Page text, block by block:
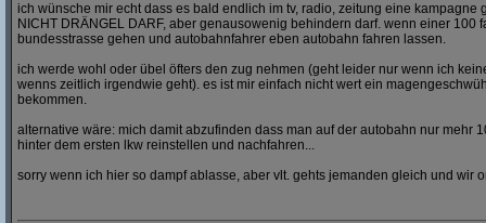
ich wünsche mir echt dass es bald endlich im tv, radio, zeitung eine kampagne
NICHT DRÄNGEL DARF, aber genausowenig behindern darf. wenn einer 100
bundesstrasse gehen und autobahnfahrer eben autobahn fahren lassen.
ich werde wohl oder übel öfters den zug nehmen (geht leider nur wenn ich
wenns zeitlich irgendwie geht). es ist mir einfach nicht wert ein
bekommen.
alternative wäre: mich damit abzufinden dass man auf der autobahn nur mehr
hinter dem ersten lkw reinstellen und nachfahren...
sorry wenn ich hier so dampf ablasse, aber vlt. gehts jemanden gleich und wir